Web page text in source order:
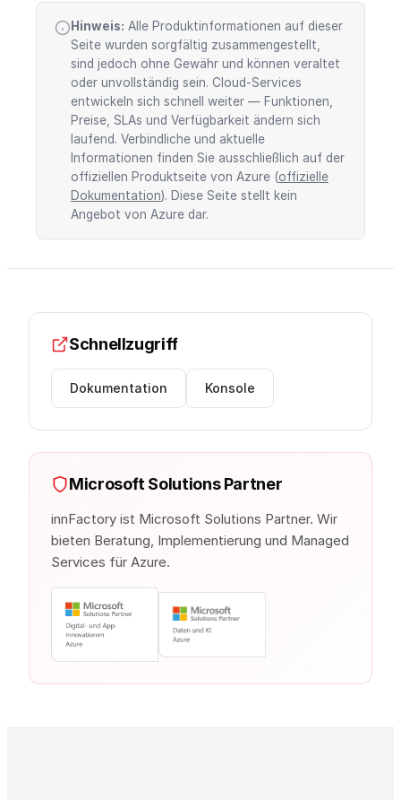
Hinweis: Alle Produktinformationen auf dieser
Seite wurden sorgfältig zusammengestellt,
sind jedoch ohne Gewähr und können veraltet
oder unvollständig sein. Cloud-Services
entwickeln sich schnell weiter — Funktionen,
Preise, SLAs und Verfügbarkeit ändern sich
laufend. Verbindliche und aktuelle
Informationen finden Sie ausschließlich auf der
offiziellen Produktseite von Azure (offizielle
Dokumentation). Diese Seite stellt kein
Angebot von Azure dar.
Schnellzugriff
Dokumentation Konsole
Microsoft Solutions Partner
innFactory ist Microsoft Solutions Partner. Wir
bieten Beratung, Implementierung und Managed
Services für Azure.